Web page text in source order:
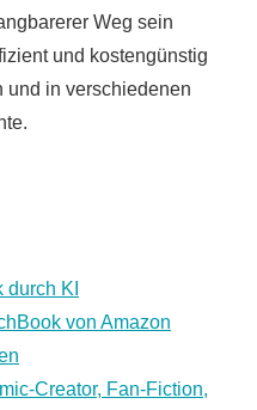
Weg sein
und kostengünstig
und in verschiedenen
KI
von Amazon
Creator, Fan-Fiction,